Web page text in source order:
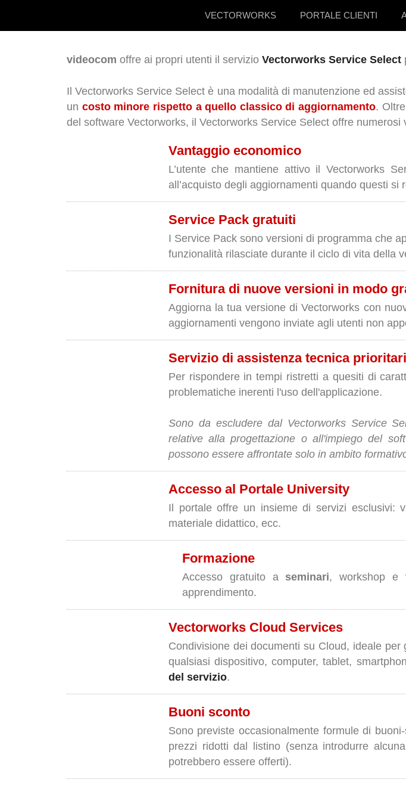
VECTORWORKS PORTALE CLIENTI
videocom offre ai propri utenti il servizio Vectorworks Service Select
Il Vectorworks Service Select è una modalità di manutenzione ed
un costo minore rispetto a quello classico di aggiornamento.
del software Vectorworks, il Vectorworks Service Select offre numerosi
Vantaggio economico
L’utente che mantiene attivo il Vectorworks
all’acquisto degli aggiornamenti quando questi si
Service Pack gratuiti
I Service Pack sono versioni di programma che
funzionalità rilasciate durante il ciclo di vita della
Fornitura di nuove versioni in modo
Aggiorna la tua versione di Vectorworks con
aggiornamenti vengono inviate agli utenti non
Servizio di assistenza tecnica
Per rispondere in tempi ristretti a quesiti di
problematiche inerenti l'uso dell'applicazione.
Sono da escludere dal Vectorworks Service
relative alla progettazione o all'impiego del
possono essere affrontate solo in ambito
Accesso al Portale University
Il portale offre un insieme di servizi esclusivi:
materiale didattico, ecc.
Formazione
Accesso gratuito a seminari, workshop e
apprendimento.
Vectorworks Cloud Services
Condivisione dei documenti su Cloud, ideale
qualsiasi dispositivo, computer, tablet,
del servizio.
Buoni sconto
Sono previste occasionalmente formule di
prezzi ridotti dal listino (senza introdurre
potrebbero essere offerti).